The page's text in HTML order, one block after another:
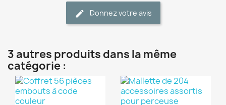
Donnez votre avis
3 autres produits dans la même
catégorie :